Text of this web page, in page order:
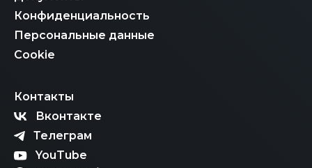
Конфиденциальность
Персональные данные
Cookie
Контакты
Вконтакте
Телеграм
YouTube